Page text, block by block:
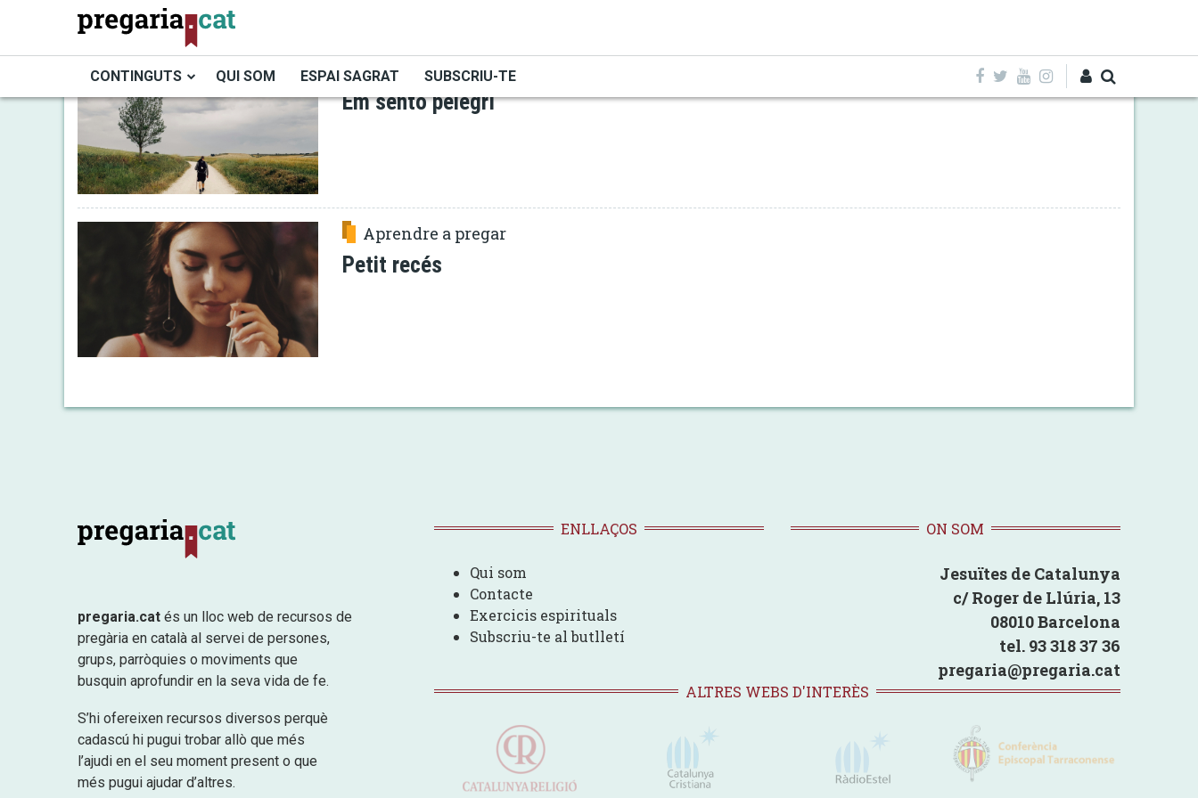
contingut
CONTINGUTS QUI SOM ESPAI SAGRAT SUBSCRIU-TE
Cercador
Oracions d’Intempèrie
Em sento pelegrí
Aprendre a pregar
Petit recés
pregaria.cat és un lloc web de recursos de
pregària en català al servei de persones,
grups, parròquies o moviments que
busquin aprofundir en la seva vida de fe.
S’hi ofereixen recursos diversos perquè
cadascú hi pugui trobar allò que més
l’ajudi en el seu moment present o que
més pugui ajudar d’altres.
ENLLAÇOS
Qui som
Contacte
Exercicis espirituals
Subscriu-te al butlletí
ON SOM
Jesuïtes de Catalunya
c/ Roger de Llúria, 13
08010 Barcelona
tel. 93 318 37 36
pregaria@pregaria.cat
ALTRES WEBS D'INTERÈS